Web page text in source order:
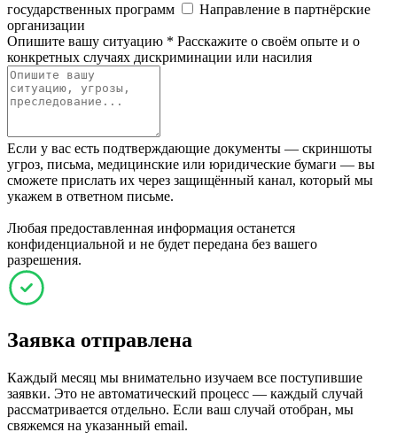
государственных программ
Направление в партнёрские
организации
Опишите вашу ситуацию * Расскажите о своём опыте и о
конкретных случаях дискриминации или насилия
Если у вас есть подтверждающие документы — скриншоты
угроз, письма, медицинские или юридические бумаги — вы
сможете прислать их через защищённый канал, который мы
укажем в ответном письме.
Любая предоставленная информация останется
конфиденциальной и не будет передана без вашего
разрешения.
Заявка отправлена
Каждый месяц мы внимательно изучаем все поступившие
заявки. Это не автоматический процесс — каждый случай
рассматривается отдельно. Если ваш случай отобран, мы
свяжемся на указанный email.